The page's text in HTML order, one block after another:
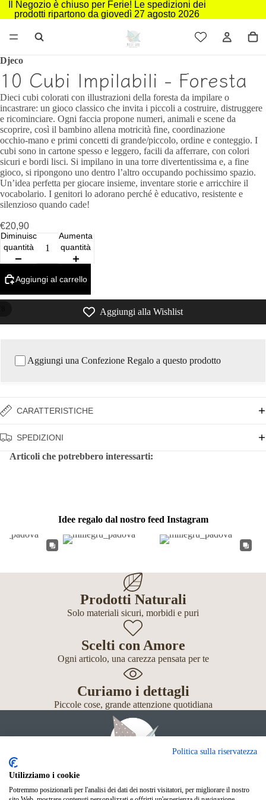
Il Negozio è chiuso per Ferie! Le spedizioni dei
prodotti ripartono da giovedì 27 agosto 2026
Djeco
10 Cubi Impilabili - Foresta
Dieci cubi colorati con illustrazioni della foresta da impilare o
incastrare: un gioco classico che invita i piccoli a costruire, distruggere
e ricominciare. Ogni faccia propone numeri, animali e scene da
scoprire, così il bambino allena motricità fine, coordinazione
occhio‑mano e primi concetti di grande/piccolo, ordine e conteggio. I
cubi sono in cartone spesso e leggero, facili da afferrare, con colori
sicuri e bordi lisci. Si impilano in una torre divertentissima e, a fine
gioco, si ripongono uno dentro l’altro occupando pochissimo spazio.
Un’idea perfetta per giocare insieme, inventare storie e arricchire il
vocabolario. I genitori lo adorano perché è educativo, resistente e
silenzioso quando cade!
€20,90
Diminuisci
quantità
Aumenta
quantità
Aggiungi al carrello
Aggiungi alla Wishlist
Aggiungi una Confezione Regalo a questo prodotto
CARATTERISTICHE
SPEDIZIONI
Articoli che potrebbero interessarti:
Idee regalo dal nostro feed Instagram
Prodotti Naturali
Solo materiali sicuri, morbidi e puri
Scelti con Amore
Ogni articolo, una carezza pensata per te
Curiamo i dettagli
Piccole cose, grande attenzione quotidiana
Giochi
Politica sulla riservatezza
Utilizziamo i cookie
Potremmo posizionarli per l'analisi dei dati dei nostri visitatori, per migliorare il nostro